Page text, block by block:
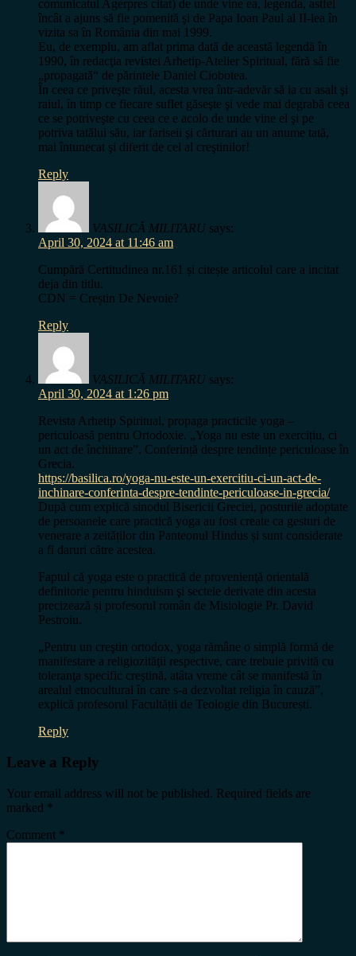
comunicatul Agerpres citat) de unde vine ea, legenda, astfel
încât a ajuns să fie pomenită şi de Papa Ioan Paul al II-lea în
vizita sa în România din mai 1999.
Eu, de exemplu, am aflat prima dată de această legendă în
1990, în redacţia revistei Arhetip-Atelier Spiritual, fără să fie
„propagată“ de părintele Daniel Ciobotea.
În ceea ce priveşte răul, acesta vrea într-adevăr să ia cu asalt şi
raiul, în timp ce fiecare suflet găseşte şi vede mai degrabă ceea
ce se potriveşte cu ceea ce e acolo de unde vine el şi pe
potriva tatălui său, iar fariseii şi cărturari au un anume tată,
mai întunecat şi diferit de cel al creştinilor!
Reply
VASILICĂ MILITARU says:
April 30, 2024 at 11:46 am
Cumpără Certitudinea nr.161 și citește articolul care a incitat
deja din titlu.
CDN = Creștin De Nevoie?
Reply
VASILICĂ MILITARU says:
April 30, 2024 at 1:26 pm
Revista Arhetip Spiritual, propaga practicile yoga –
periculoasă pentru Ortodoxie. „Yoga nu este un exercițiu, ci
un act de închinare”. Conferință despre tendințe periculoase în
Grecia.
https://basilica.ro/yoga-nu-este-un-exercitiu-ci-un-act-de-
inchinare-conferinta-despre-tendinte-periculoase-in-grecia/
După cum explică sinodul Bisericii Greciei, posturile adoptate
de persoanele care practică yoga au fost create ca gesturi de
venerare a zeităților din Panteonul Hindus și sunt considerate
a fi daruri către acestea.
Faptul că yoga este o practică de provenienţă orientală
definitorie pentru hinduism şi sectele derivate din acesta
precizează și profesorul român de Misiologie Pr. David
Pestroiu.
„Pentru un creştin ortodox, yoga rămâne o simplă formă de
manifestare a religiozităţii respective, care trebuie privită cu
toleranţa specific creştină, atâta vreme cât se manifestă în
arealul etnocultural în care s-a dezvoltat religia în cauză”,
explică profesorul Facultății de Teologie din București.
Reply
Leave a Reply
Your email address will not be published. Required fields are
marked *
Comment *